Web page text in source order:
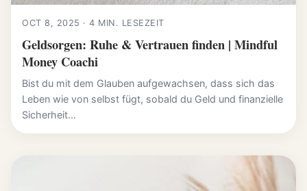
OCT 8, 2025 · 4 MIN. LESEZEIT
Geldsorgen: Ruhe & Vertrauen finden | Mindful
Money Coachi
Bist du mit dem Glauben aufgewachsen, dass sich das
Leben wie von selbst fügt, sobald du Geld und finanzielle
Sicherheit...